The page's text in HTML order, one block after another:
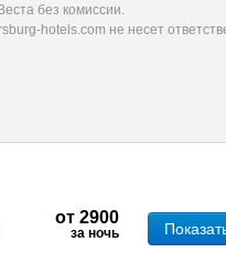
без комиссии.
hotels.com не несет
от 2900
за ночь